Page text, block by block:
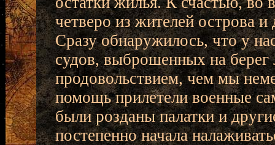
четверо из жителей острова и
Сразу обнаружилось, что у
судов, выброшенных на
продовольствием, чем мы
помощь прилетели военные
были розданы палатки и
постепенно начала